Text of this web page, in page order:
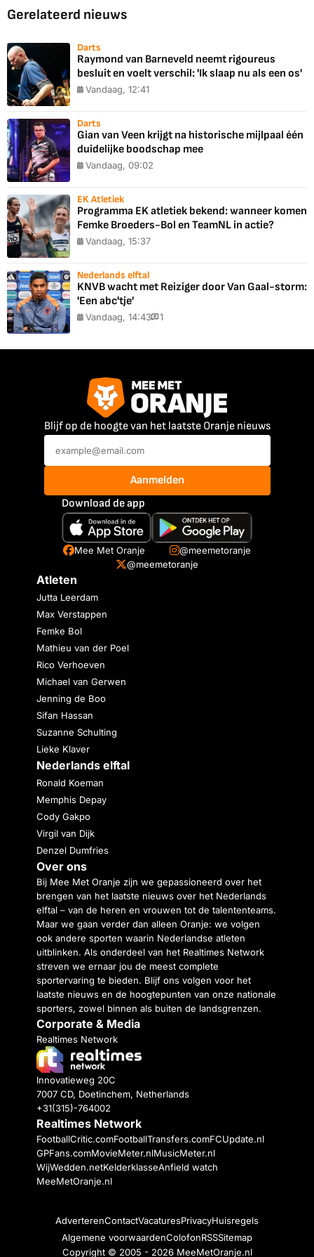
Gerelateerd nieuws
Darts
Raymond van Barneveld neemt rigoureus
besluit en voelt verschil: 'Ik slaap nu als een os'
Vandaag, 12:41
Darts
Gian van Veen krijgt na historische mijlpaal één
duidelijke boodschap mee
Vandaag, 09:02
EK Atletiek
Programma EK atletiek bekend: wanneer komen
Femke Broeders-Bol en TeamNL in actie?
Vandaag, 15:37
Nederlands elftal
KNVB wacht met Reiziger door Van Gaal-storm:
'Een abc'tje'
Vandaag, 14:43 1
Blijf op de hoogte van het laatste Oranje nieuws
Aanmelden
Download de app
Mee Met Oranje
@meemetoranje
@meemetoranje
Atleten
Jutta Leerdam
Max Verstappen
Femke Bol
Mathieu van der Poel
Rico Verhoeven
Michael van Gerwen
Jenning de Boo
Sifan Hassan
Suzanne Schulting
Lieke Klaver
Nederlands elftal
Ronald Koeman
Memphis Depay
Cody Gakpo
Virgil van Dijk
Denzel Dumfries
Over ons
Bij Mee Met Oranje zijn we gepassioneerd over het
brengen van het laatste nieuws over het Nederlands
elftal – van de heren en vrouwen tot de talententeams.
Maar we gaan verder dan alleen Oranje: we volgen
ook andere sporten waarin Nederlandse atleten
uitblinken. Als onderdeel van het Realtimes Network
streven we ernaar jou de meest complete
sportervaring te bieden. Blijf ons volgen voor het
laatste nieuws en de hoogtepunten van onze nationale
sporters, zowel binnen als buiten de landsgrenzen.
Corporate & Media
Realtimes Network
Innovatieweg 20C
7007 CD, Doetinchem, Netherlands
+31(315)-764002
Realtimes Network
FootballCritic.comFootballTransfers.comFCUpdate.nl
GPFans.comMovieMeter.nlMusicMeter.nl
WijWedden.netKelderklasseAnfield watch
MeeMetOranje.nl
AdverterenContactVacaturesPrivacyHuisregels
Algemene voorwaardenColofonRSSSitemap
Copyright © 2005 - 2026 MeeMetOranje.nl